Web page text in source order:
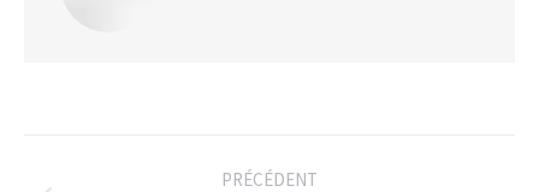
PRÉCÉDENT